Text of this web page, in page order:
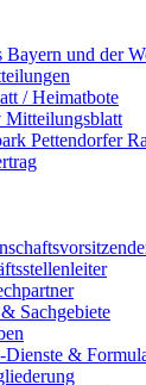
Bayern und der
/ Heimatbote
Mitteilungsblatt
Pettendorfer
Sachgebiete
Dienste &